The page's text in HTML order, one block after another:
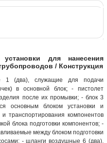
для нанесения
/ Конструкция
1 (два), служащие для подачи
в основной блок; - пистолет
после их промывки; - блок 3
основным блоком установки и
транспортирования компонентов
блока подготовки компонентов; -
между блоком подготовки
- шланги воздушные 6 (два),